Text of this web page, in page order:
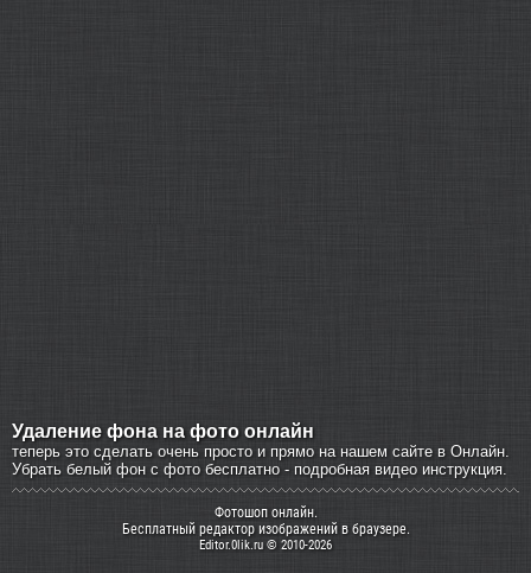
Удаление фона на фото онлайн
теперь это сделать очень просто и прямо на нашем сайте в Онлайн.
Убрать белый фон с фото бесплатно - подробная видео инструкция.
Фотошоп онлайн.
Бесплатный редактор изображений в браузере.
Editor.0lik.ru © 2010-2026